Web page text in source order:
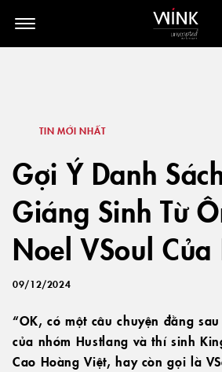
// toolbar-mobile position-fixed
d-block d-lg-none
TIN MỚI NHẤT
Gợi Ý Danh
Giáng Sinh Từ
Noel VSoul
09/12/2024
“OK, có một câu chuyện đằng
của nhóm Hustlang và thí sinh
Cao Hoàng Việt, hay còn gọi là